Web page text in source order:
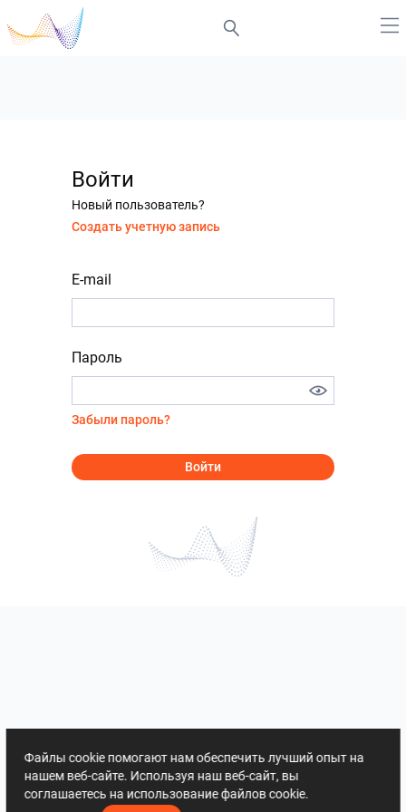
Войти
Новый пользователь?
Создать учетную запись
E-mail
Пароль
Забыли пароль?
Войти
Файлы cookie помогают нам обеспечить лучший опыт на
нашем веб-сайте. Используя наш веб-сайт, вы
соглашаетесь на использование файлов cookie.